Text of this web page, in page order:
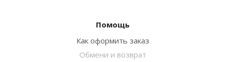
Помощь
Как оформить заказ
Обмени и возврат